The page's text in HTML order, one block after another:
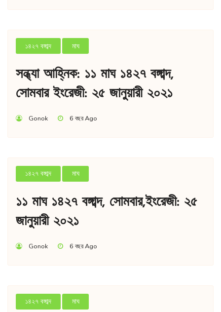
১৪২৭ বঙ্গাব্দ মাঘ
সন্ধ্যা আহ্নিক: ১১ মাঘ ১৪২৭ বঙ্গাব্দ,
সোমবার ইংরেজী: ২৫ জানুয়ারী ২০২১
Gonok 6 বছর Ago
১৪২৭ বঙ্গাব্দ মাঘ
১১ মাঘ ১৪২৭ বঙ্গাব্দ, সোমবার,ইংরেজী: ২৫
জানুয়ারী ২০২১
Gonok 6 বছর Ago
১৪২৭ বঙ্গাব্দ মাঘ